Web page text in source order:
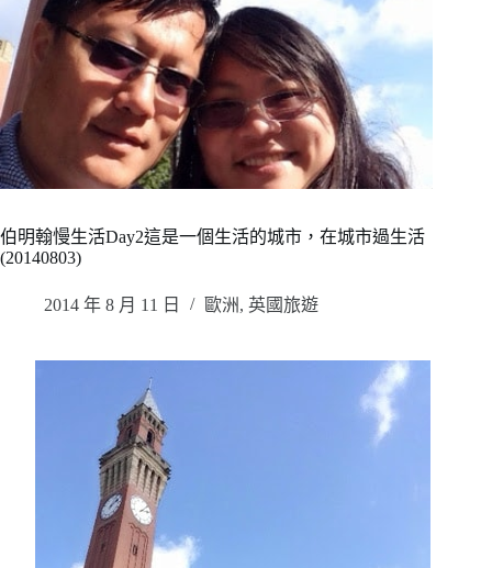
伯明翰慢生活Day2這是一個生活的城市，在城市過生活
(20140803)
2014 年 8 月 11 日 歐洲, 英國旅遊